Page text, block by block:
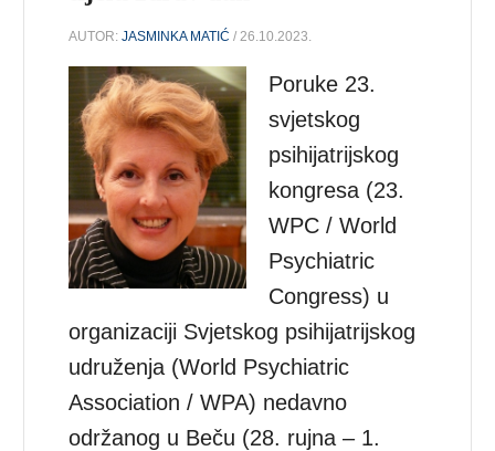
AUTOR:JASMINKA MATIĆ / 26.10.2023.
Poruke 23.
svjetskog
psihijatrijskog
kongresa (23.
WPC / World
Psychiatric
Congress) u
organizaciji Svjetskog psihijatrijskog
udruženja (World Psychiatric
Association / WPA) nedavno
održanog u Beču (28. rujna – 1.